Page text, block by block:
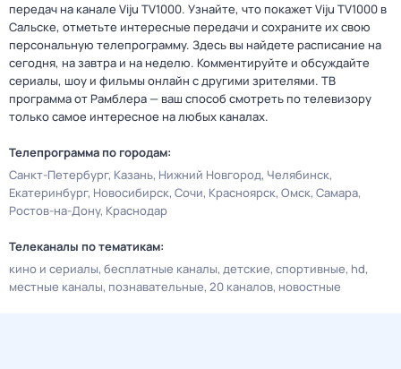
передач на канале Viju TV1000. Узнайте, что покажет Viju TV1000 в
Сальске, отметьте интересные передачи и сохраните их свою
персональную телепрограмму. Здесь вы найдете расписание на
сегодня, на завтра и на неделю. Комментируйте и обсуждайте
сериалы, шоу и фильмы онлайн с другими зрителями. ТВ
программа от Рамблера — ваш способ смотреть по телевизору
только самое интересное на любых каналах.
Телепрограмма по городам:
Санкт-Петербург Казань Нижний Новгород Челябинск
Екатеринбург Новосибирск Сочи Красноярск Омск Самара
Ростов-на-Дону Краснодар
Телеканалы по тематикам:
кино и сериалы бесплатные каналы детские спортивные hd
местные каналы познавательные 20 каналов новостные